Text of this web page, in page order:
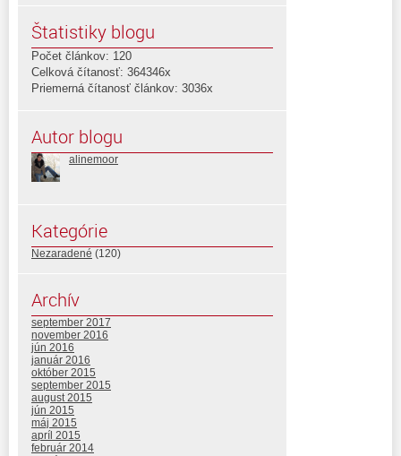
Štatistiky blogu
Počet článkov: 120
Celková čítanosť: 364346x
Priemerná čítanosť článkov: 3036x
Autor blogu
alinemoor
Kategórie
Nezaradené (120)
Archív
september 2017
november 2016
jún 2016
január 2016
október 2015
september 2015
august 2015
jún 2015
máj 2015
apríl 2015
február 2014